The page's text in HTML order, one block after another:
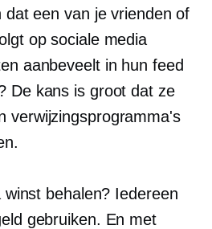
dat een van je vrienden of
op sociale media
aanbeveelt in hun feed
De kans is groot dat ze
verwijzingsprogramma's
behalen? Iedereen
gebruiken. En met